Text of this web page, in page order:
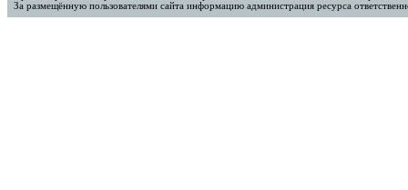
За размещённую пользователями сайта информацию администрация ресурса